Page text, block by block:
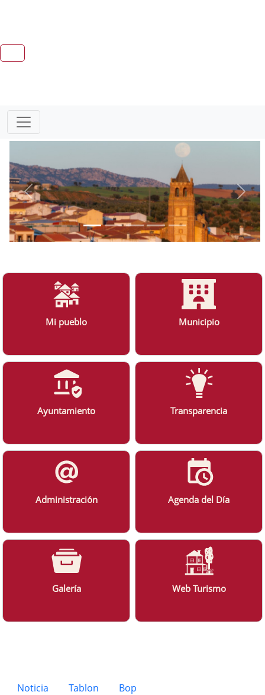
Mi pueblo Municipio
Ayuntamiento Transparencia
Administración Agenda del Día
Galería Web Turismo
Noticia Tablon Bop
Button